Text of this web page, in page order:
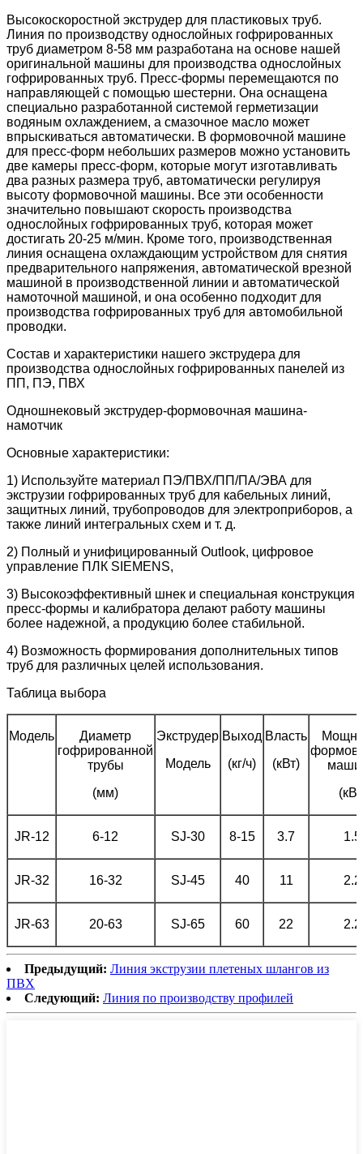
Высокоскоростной экструдер для пластиковых труб.
Линия по производству однослойных гофрированных
труб диаметром 8-58 мм разработана на основе нашей
оригинальной машины для производства однослойных
гофрированных труб. Пресс-формы перемещаются по
направляющей с помощью шестерни. Она оснащена
специально разработанной системой герметизации
водяным охлаждением, а смазочное масло может
впрыскиваться автоматически. В формовочной машине
для пресс-форм небольших размеров можно установить
две камеры пресс-форм, которые могут изготавливать
два разных размера труб, автоматически регулируя
высоту формовочной машины. Все эти особенности
значительно повышают скорость производства
однослойных гофрированных труб, которая может
достигать 20-25 м/мин. Кроме того, производственная
линия оснащена охлаждающим устройством для снятия
предварительного напряжения, автоматической врезной
машиной в производственной линии и автоматической
намоточной машиной, и она особенно подходит для
производства гофрированных труб для автомобильной
проводки.
Состав и характеристики нашего экструдера для
производства однослойных гофрированных панелей из
ПП, ПЭ, ПВХ
Одношнековый экструдер-формовочная машина-
намотчик
Основные характеристики:
1) Используйте материал ПЭ/ПВХ/ПП/ПА/ЭВА для
экструзии гофрированных труб для кабельных линий,
защитных линий, трубопроводов для электроприборов, а
также линий интегральных схем и т. д.
2) Полный и унифицированный Outlook, цифровое
управление ПЛК SIEMENS,
3) Высокоэффективный шнек и специальная конструкция
пресс-формы и калибратора делают работу машины
более надежной, а продукцию более стабильной.
4) Возможность формирования дополнительных типов
труб для различных целей использования.
Таблица выбора
Модель
Диаметр
гофрированной
трубы
(мм)
Экструдер
Модель
Выход
(кг/ч)
Власть
(кВт)
JR-12 6-12 SJ-30 8-15 3.7 1.5
JR-32 16-32 SJ-45 40 11 2.2
JR-63 20-63 SJ-65 60 22 2.2
Предыдущий: Линия экструзии плетеных шлангов из
ПВХ
Следующий: Линия по производству профилей